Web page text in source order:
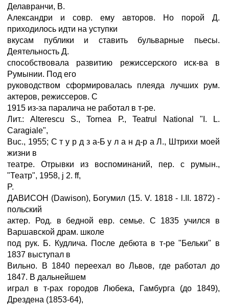
Делавранчи, В.
Александри и совр. ему авторов. Но порой Д.
приходилось идти на уступки
вкусам публики и ставить бульварные пьесы.
Деятельность Д.
способствовала развитию режиссерского иск-ва в
Румынии. Под его
руководством сформировалась плеяда лучших рум.
актеров, режиссеров. С
1915 из-за паралича не работал в т-ре.
Лит.: Alterescu S., Tornea Р., Teatrul National "I. L.
Caragiale",
Buc., 1955; С т y p д з а-Б у л а н д-р а Л., Штрихи моей
жизни в
театре. Отрывки из воспоминаний, пер. с румын.,
"Театр", 1958, ј 2. ff,
P.
ДАВИСОН (Dawison), Богумил (15. V. 1818 - l.II. 1872) -
польский
актер. Род. в бедной евр. семье. С 1835 учился в
Варшавской драм. школе
под рук. Б. Кудлича. После дебюта в т-ре "Бельки" в
1837 выступал в
Вильно. В 1840 переехал во Львов, где работал до
1847. В дальнейшем
играл в т-рах городов Любека, Гамбурга (до 1849),
Дрездена (1853-64),